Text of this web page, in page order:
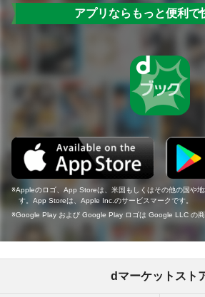
アプリならもっと便利で
Appleのロゴ、App Storeは、米国もしくはその他の国や
す。App Storeは、Apple Inc.のサービスマークです。
Google Play および Google Play ロゴは Google LLC の商
dマーケットスト